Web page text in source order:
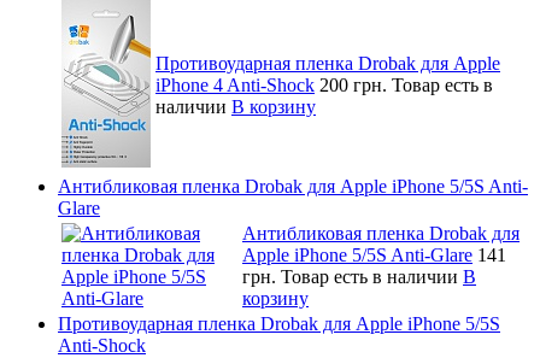
Противоударная пленка Drobak для Apple
iPhone 4 Anti-Shock 200 грн. Товар есть в
наличии В корзину
Антибликовая пленка Drobak для Apple iPhone 5/5S Anti-
Glare
Антибликовая пленка Drobak для
Apple iPhone 5/5S Anti-Glare 141
грн. Товар есть в наличии В
корзину
Противоударная пленка Drobak для Apple iPhone 5/5S
Anti-Shock